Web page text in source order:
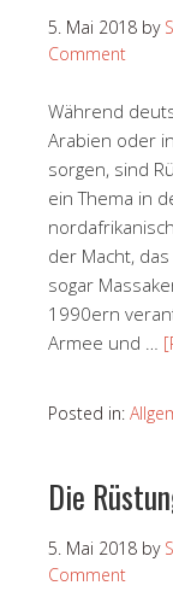
5. Mai 2018 by
Comment
Während
Arabien oder
sorgen, sind
ein Thema in
der Macht,
sogar
1990ern
Armee und …
Posted in:
Die
5. Mai 2018 by
Comment